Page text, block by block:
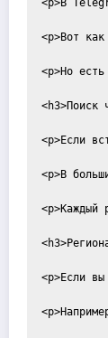
<p>В
<p>Вот
<p>Но
<h3>Поиск
<p>Если
<p>В
<p>Каждый
<p>Если